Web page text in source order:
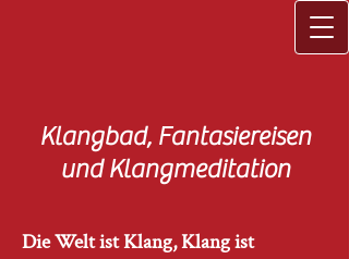
Klangbad, Fantasiereisen
und Klangmeditation
Die Welt ist Klang, Klang ist